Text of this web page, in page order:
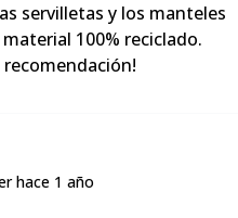
servilletas y los manteles
100% reciclado.